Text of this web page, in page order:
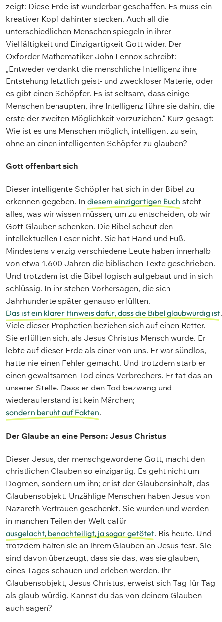
zeigt: Diese Erde ist wunderbar geschaffen. Es muss ein
kreativer Kopf dahinter stecken. Auch all die
unterschiedlichen Menschen spiegeln in ihrer
Vielfältigkeit und Einzigartigkeit Gott wider. Der
Oxforder Mathematiker John Lennox schreibt:
„Entweder verdankt die menschliche Intelligenz ihre
Entstehung letztlich geist- und zweckloser Materie, oder
es gibt einen Schöpfer. Es ist seltsam, dass einige
Menschen behaupten, ihre Intelligenz führe sie dahin, die
erste der zweiten Möglichkeit vorzuziehen.“ Kurz gesagt:
Wie ist es uns Menschen möglich, intelligent zu sein,
ohne an einen intelligenten Schöpfer zu glauben?
Gott offenbart sich
Dieser intelligente Schöpfer hat sich in der Bibel zu
erkennen gegeben. In diesem einzigartigen Buch steht
alles, was wir wissen müssen, um zu entscheiden, ob wir
Gott Glauben schenken. Die Bibel scheut den
intellektuellen Leser nicht. Sie hat Hand und Fuß.
Mindestens vierzig verschiedene Leute haben innerhalb
von etwa 1.600 Jahren die biblischen Texte geschrieben.
Und trotzdem ist die Bibel logisch aufgebaut und in sich
schlüssig. In ihr stehen Vorhersagen, die sich
Jahrhunderte später genauso erfüllten.
Das ist ein klarer Hinweis dafür, dass die Bibel glaubwürdig ist.
Viele dieser Prophetien beziehen sich auf einen Retter.
Sie erfüllten sich, als Jesus Christus Mensch wurde. Er
lebte auf dieser Erde als einer von uns. Er war sündlos,
hatte nie einen Fehler gemacht. Und trotzdem starb er
einen gewaltsamen Tod eines Verbrechers. Er tat das an
unserer Stelle. Dass er den Tod bezwang und
wiederauferstand ist kein Märchen;
sondern beruht auf Fakten.
Der Glaube an eine Person: Jesus Christus
Dieser Jesus, der menschgewordene Gott, macht den
christlichen Glauben so einzigartig. Es geht nicht um
Dogmen, sondern um ihn; er ist der Glaubensinhalt, das
Glaubensobjekt. Unzählige Menschen haben Jesus von
Nazareth Vertrauen geschenkt. Sie wurden und werden
in manchen Teilen der Welt dafür
ausgelacht, benachteiligt, ja sogar getötet. Bis heute. Und
trotzdem halten sie an ihrem Glauben an Jesus fest. Sie
sind davon überzeugt, dass sie das, was sie glauben,
eines Tages schauen und erleben werden. Ihr
Glaubensobjekt, Jesus Christus, erweist sich Tag für Tag
als glaub-würdig. Kannst du das von deinem Glauben
auch sagen?